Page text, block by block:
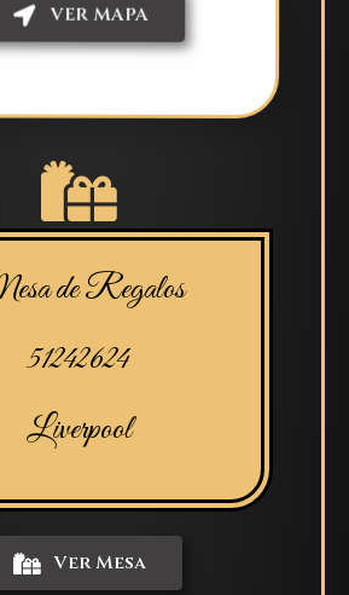
VER MAPA
de Regalos
51242624
Liverpool
Ver Mesa